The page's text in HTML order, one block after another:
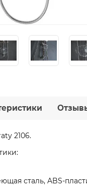
2106.
сталь, ABS-